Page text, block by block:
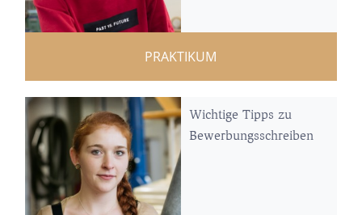
PRAKTIKUM
Wichtige Tipps zu
Bewerbungsschreiben